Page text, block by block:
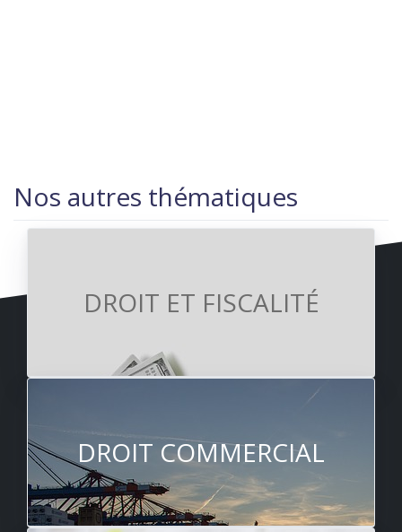
Nos autres thématiques
DROIT ET FISCALITÉ
DROIT COMMERCIAL